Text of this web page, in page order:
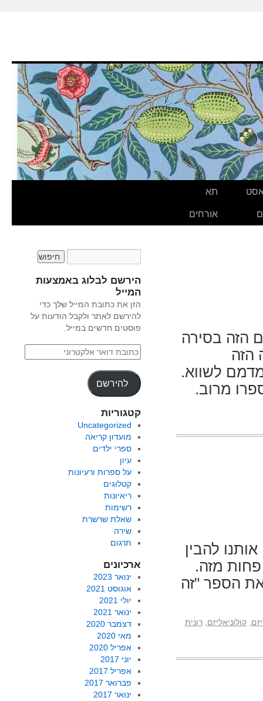
תא
אורחים
הזה בסירה
הזה
לשווא.
מרוב.
להבין
פחות מזה.
הספר "זה
קולוניאליזם רונית
הירשם לבלוג באמצעות
המייל
הזן את כתובת המייל שלך כדי
להירשם לאתר ולקבל הודעות על
פוסטים חדשים במייל.
להירשם
קטגוריות
Uncategorized
מועדון קריאה
ספרי ילדים
עיון
על ספרות ורעיונות
קטלוגים
ריאיונות
רשימות
שאלת שרשרת
שירה
תרגום
ארכיונים
ינואר 2023
אוגוסט 2021
יולי 2021
ינואר 2021
דצמבר 2020
מאי 2020
אפריל 2020
יוני 2017
אפריל 2017
פברואר 2017
ינואר 2017